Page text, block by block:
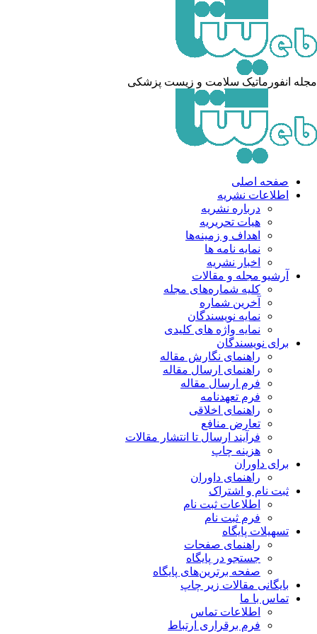
انفورماتیک سلامت و زیست پزشکی
صفحه اصلی
اطلاعات نشریه
درباره نشریه
هیات تحریریه
اهداف و زمینه‌ها
نمایه نامه ها
اخبار نشریه
آرشیو مجله و مقالات
کلیه شماره‌های مجله
آخرین شماره
نمایه نویسندگان
نمایه واژه های کلیدی
برای نویسندگان
راهنمای نگارش مقاله
راهنمای ارسال مقاله
فرم ارسال مقاله
فرم تعهدنامه
راهنمای اخلاقی
تعارض منافع
فرآیند ارسال تا انتشار مقالات
هزینه چاپ
برای داوران
راهنمای داوران
ثبت نام و اشتراک
اطلاعات ثبت نام
فرم ثبت نام
تسهیلات پایگاه
راهنمای صفحات
جستجو در پایگاه
صفحه برترین‌های پایگاه
بایگانی مقالات زیر چاپ
تماس با ما
اطلاعات تماس
فرم برقراری ارتباط